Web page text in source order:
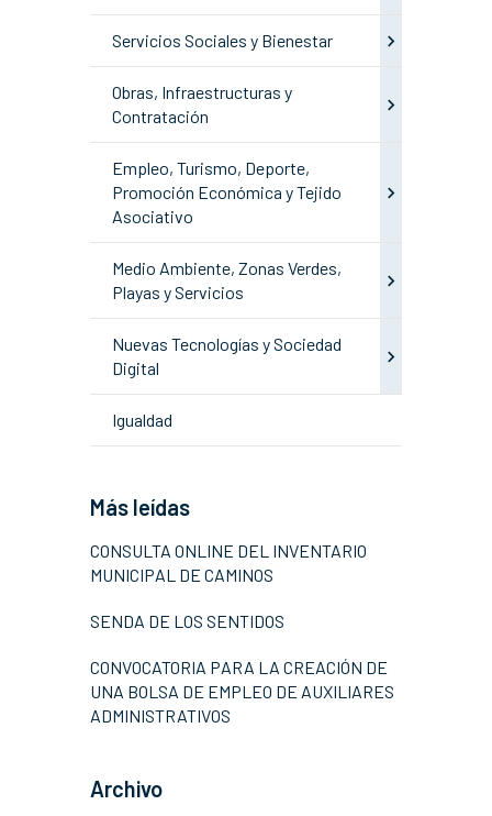
Servicios Sociales y Bienestar
Obras, Infraestructuras y
Contratación
Empleo, Turismo, Deporte,
Promoción Económica y Tejido
Asociativo
Medio Ambiente, Zonas Verdes,
Playas y Servicios
Nuevas Tecnologías y Sociedad
Digital
Igualdad
Más leídas
CONSULTA ONLINE DEL INVENTARIO
MUNICIPAL DE CAMINOS
SENDA DE LOS SENTIDOS
CONVOCATORIA PARA LA CREACIÓN DE
UNA BOLSA DE EMPLEO DE AUXILIARES
ADMINISTRATIVOS
Archivo